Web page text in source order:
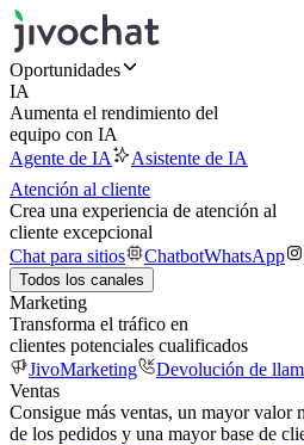
Oportunidades
IA
Aumenta el rendimiento del
equipo con IA
Agente de IA
Asistente de IA
Atención al cliente
Crea una experiencia de atención al
cliente excepcional
Chat para sitios
ChatbotWhatsApp
Todos los canales
Marketing
Transforma el tráfico en
clientes potenciales cualificados
JivoMarketing
Devolución de
Ventas
Consigue más ventas, un mayor valor
de los pedidos y una mayor base de